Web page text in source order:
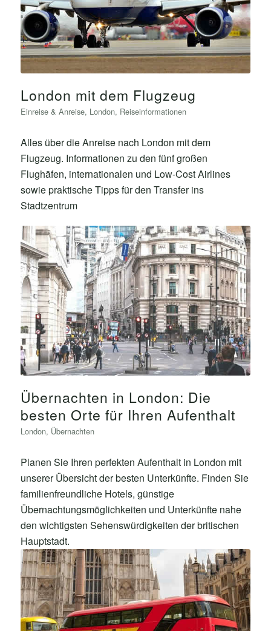
London mit dem Flugzeug
Einreise & Anreise, London, Reiseinformationen
Alles über die Anreise nach London mit dem
Flugzeug. Informationen zu den fünf großen
Flughäfen, internationalen und Low-Cost Airlines
sowie praktische Tipps für den Transfer ins
Stadtzentrum
Übernachten in London: Die
besten Orte für Ihren Aufenthalt
London, Übernachten
Planen Sie Ihren perfekten Aufenthalt in London mit
unserer Übersicht der besten Unterkünfte. Finden Sie
familienfreundliche Hotels, günstige
Übernachtungsmöglichkeiten und Unterkünfte nahe
den wichtigsten Sehenswürdigkeiten der britischen
Hauptstadt.